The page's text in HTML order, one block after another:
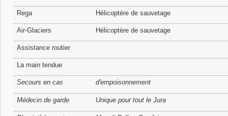
Rega Hélicoptère de sauvetage
Air-Glaciers Hélicoptère de sauvetage
Assistance routier
La main tendue
Secours en cas d'empoisonnement
Médecin de garde Unique pour tout le Jura